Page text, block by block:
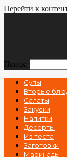
Перейти к
Поиск:
Супы
Вторые
Салаты
Закуски
Напитки
Десерты
Из теста
Заготовки
Маринады